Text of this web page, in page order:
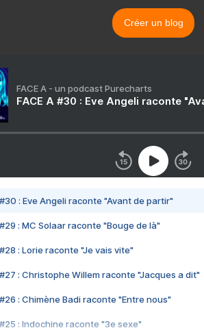
Créer un blog
FACE A - un podcast Purecharts
FACE A #30 : Eve Angeli raconte
#30 : Eve Angeli raconte "Avant de partir"
#29 : MC Solaar raconte "Bouge de là"
#28 : Lorie raconte "Je vais vite"
#27 : Christophe Willem raconte "Jacques a dit"
#26 : Chimène Badi raconte "Entre nous"
#25 : Indochine raconte "3e sexe"